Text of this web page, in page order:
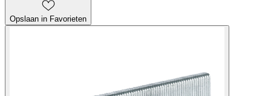
Opslaan in Favorieten